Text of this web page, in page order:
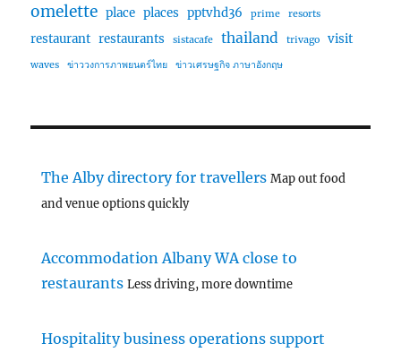
omelette place places pptvhd36 prime resorts
restaurant restaurants sistacafe thailand trivago visit
waves ข่าววงการภาพยนตร์ไทย ข่าวเศรษฐกิจ ภาษาอังกฤษ
The Alby directory for travellers Map out food
and venue options quickly
Accommodation Albany WA close to
restaurants Less driving, more downtime
Hospitality business operations support